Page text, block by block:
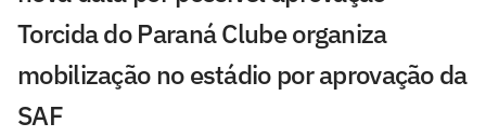
Torcida do Paraná Clube organiza
mobilização no estádio por aprovação da
SAF